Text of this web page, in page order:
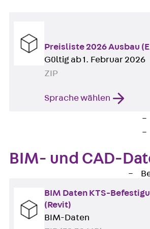
Preisliste 2026 Ausbau
Gültig ab 1. Februar 2026
ZIP
Sprache wählen
BIM- und CAD-
BIM Daten KTS-
(Revit)
BIM-Daten